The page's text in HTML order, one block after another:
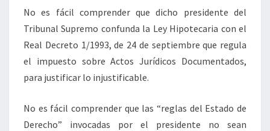
No es fácil comprender que dicho presidente del
Tribunal Supremo confunda la Ley Hipotecaria con el
Real Decreto 1/1993, de 24 de septiembre que regula
el impuesto sobre Actos Jurídicos Documentados,
para justificar lo injustificable.
No es fácil comprender que las “reglas del Estado de
Derecho” invocadas por el presidente no sean